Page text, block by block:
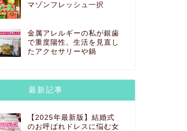
マゾンフレッシュ一択
金属アレルギーの私が銀歯
で重度陽性。生活を見直し
たアクセサリーや鍋
最新記事
【2025年最新版】結婚式
のお呼ばれドレスに悩む女